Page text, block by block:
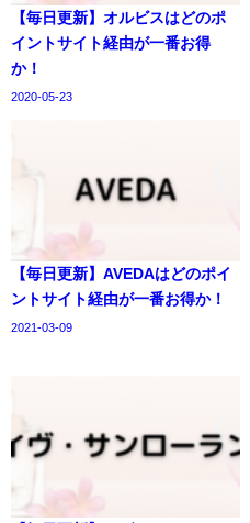
【毎日更新】オルビスはどのポ
イントサイト経由が一番お得
か！
2020-05-23
【毎日更新】AVEDAはどのポイ
ントサイト経由が一番お得か！
2021-03-09